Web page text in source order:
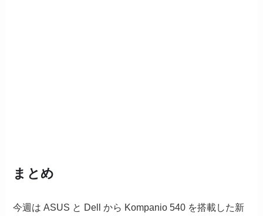
まとめ
今週は ASUS と Dell から Kompanio 540 を搭載した新